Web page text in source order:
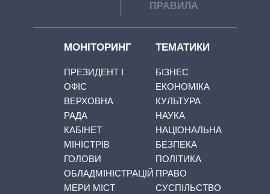
ПРАВИЛА
МОНІТОРИНГ
ПРЕЗИДЕНТ І
ОФІС
ВЕРХОВНА
РАДА
КАБІНЕТ
МІНІСТРІВ
ГОЛОВИ
ОБЛАДМІНІСТРАЦІЙ
МЕРИ МІСТ
ТЕМАТИКИ
БІЗНЕС
ЕКОНОМІКА
КУЛЬТУРА
НАУКА
НАЦІОНАЛЬНА
БЕЗПЕКА
ПОЛІТИКА
ПРАВО
СУСПІЛЬСТВО